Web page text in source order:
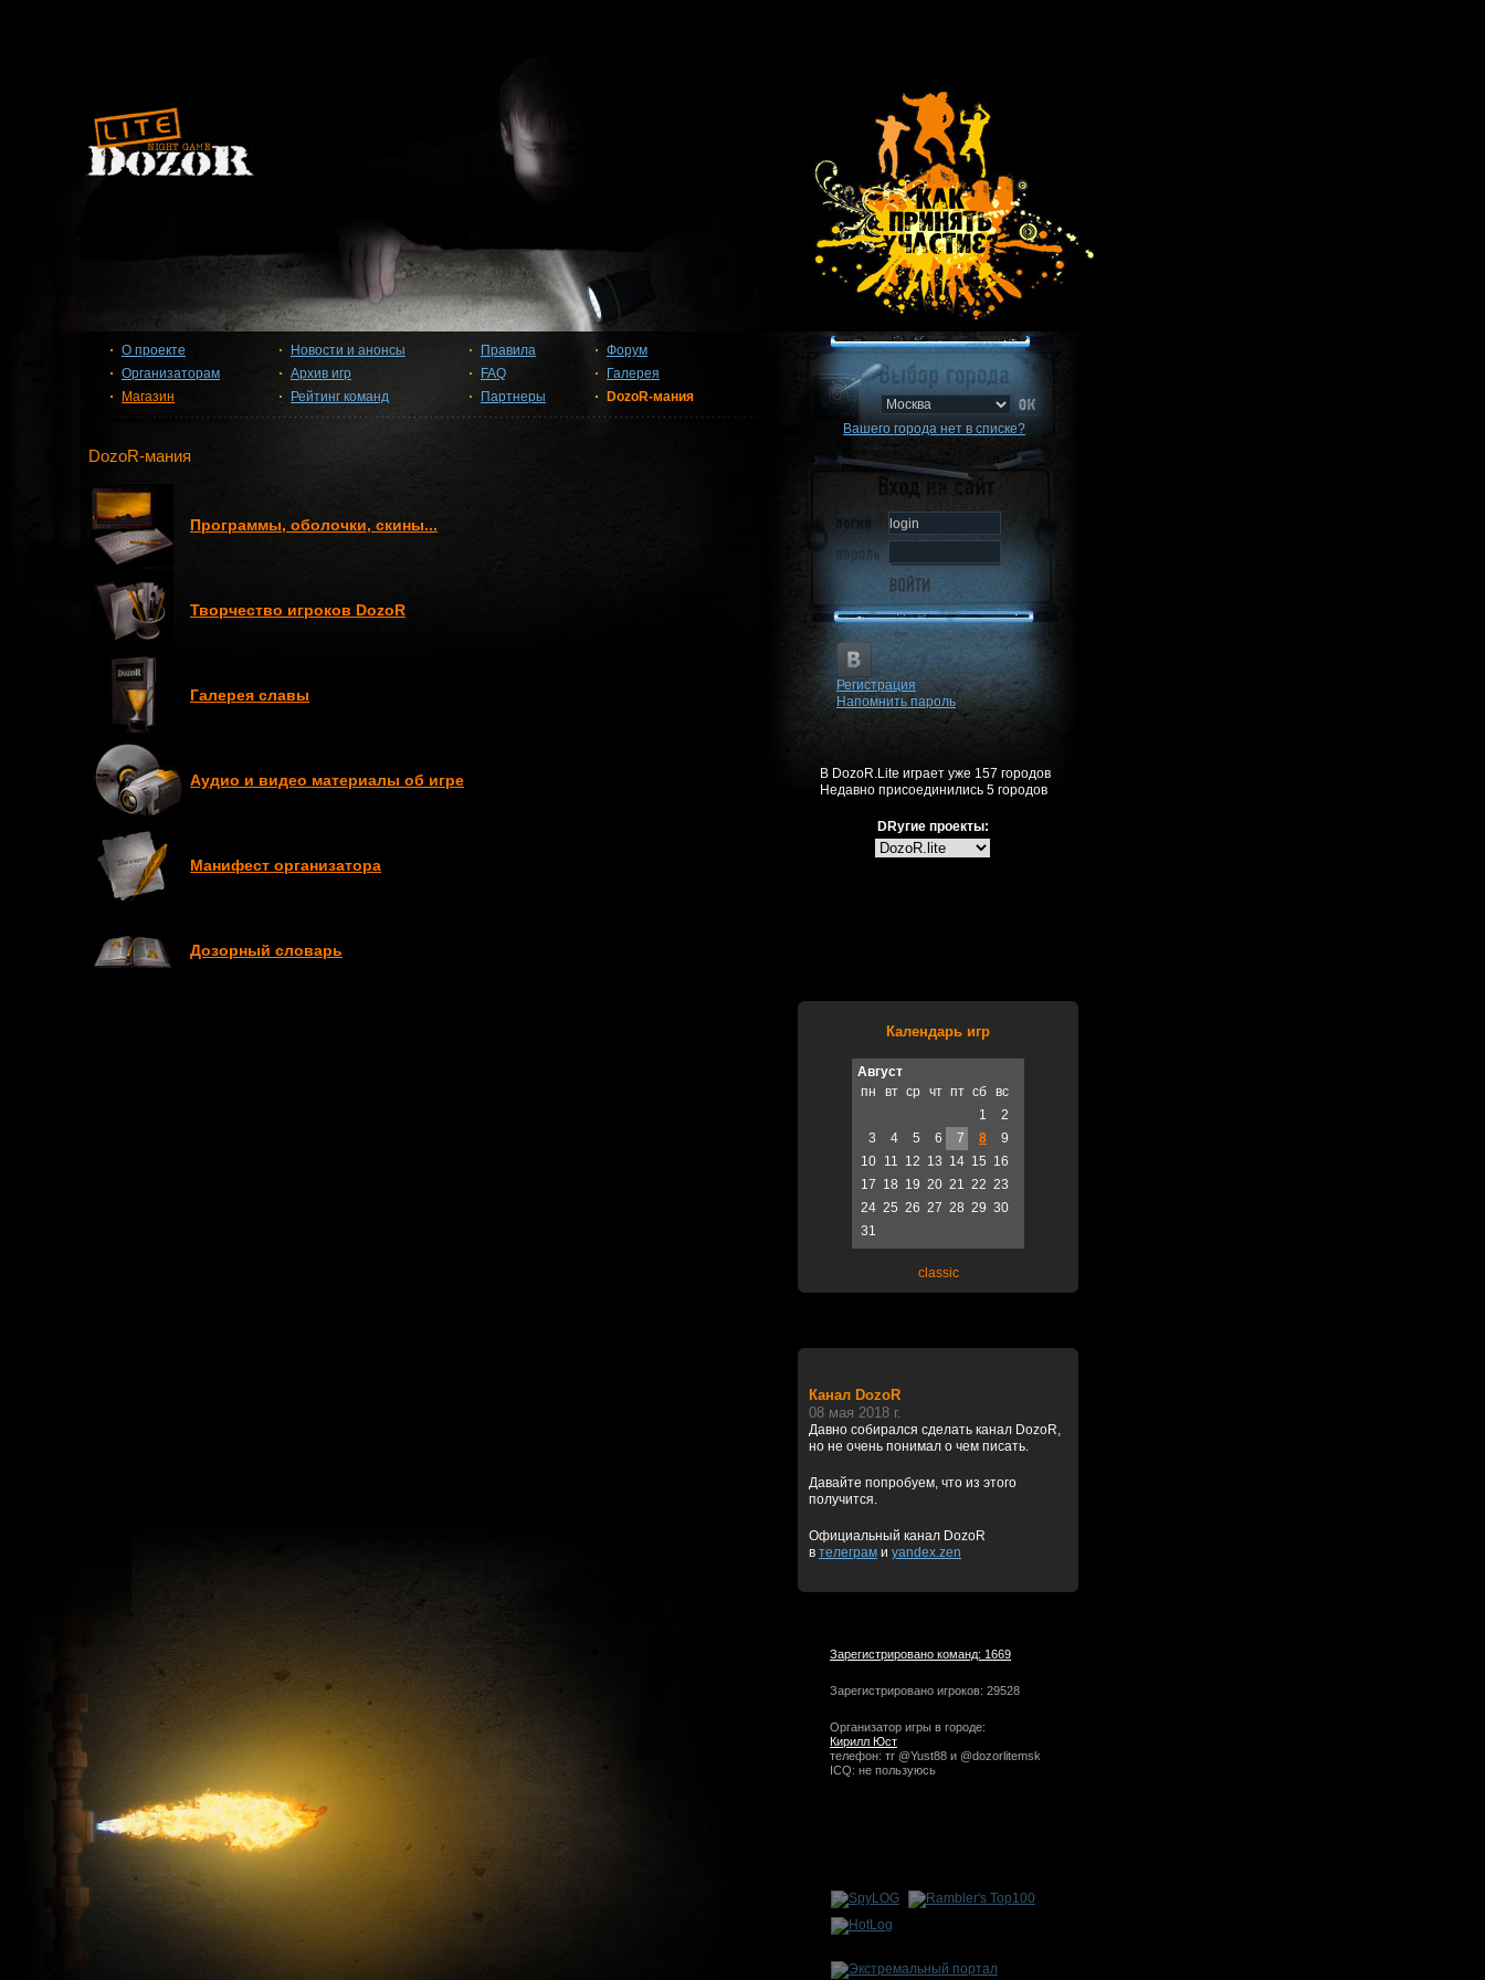
О проекте
Организаторам
Магазин
Новости и анонсы
Архив игр
Рейтинг команд
Правила
FAQ
Партнеры
Форум
Галерея
DozoR-мания
DozoR-мания
Программы, оболочки, скины...
Творчество игроков DozoR
Галерея славы
Аудио и видео материалы об игре
Манифест организатора
Дозорный словарь
Вашего города нет в списке?
Регистрация
Напомнить пароль
В DozoR.Lite играет уже 157 городов
Недавно присоединились 5 городов
DRугие проекты:
Календарь игр
Август
пн
вт ср чт пт сб вс
1
2
3
4 5 6 7 8
9
10 11 12 13 14 15 16
17 18 19 20 21 22 23
24 25 26 27 28 29 30
31
classic
Канал DozoR
08 мая 2018 г.
Давно собирался сделать канал DozoR,
но не очень понимал о чем писать.
Давайте попробуем, что из этого
получится.
Официальный канал DozoR
в телеграм и yandex.zen
Зарегистрировано команд: 1669
Зарегистрировано игроков: 29528
Организатор игры в городе:
Кирилл Юст
телефон: тг @Yust88 и @dozorlitemsk
ICQ: не пользуюсь